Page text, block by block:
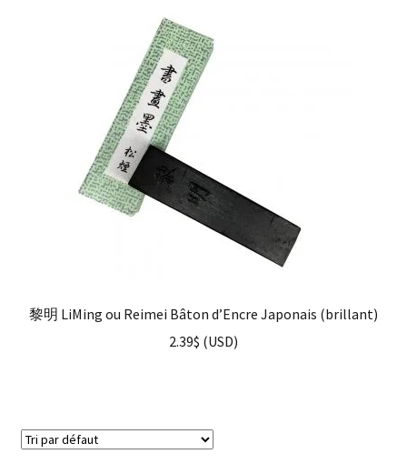
黎明 LiMing ou Reimei Bâton d’Encre Japonais (brillant)
2.39$ (USD)